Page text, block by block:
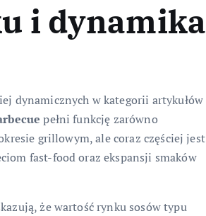
i dynamika
dynamicznych w kategorii artykułów
pełni funkcję zarówno
grillowym, ale coraz częściej jest
fast-food oraz ekspansji smaków
że wartość rynku sosów typu